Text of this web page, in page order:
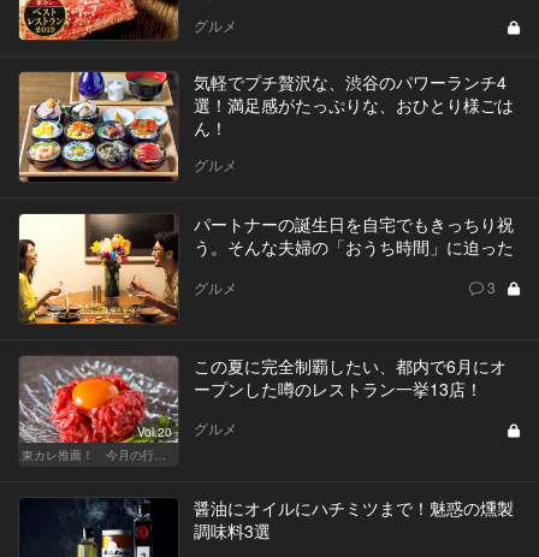
グルメ
気軽でプチ贅沢な、渋谷のパワーランチ4
選！満足感がたっぷりな、おひとり様ごは
ん！
グルメ
パートナーの誕生日を自宅でもきっちり祝
う。そんな夫婦の「おうち時間」に迫った
グルメ 3
Vol.20
東カレ推薦！ 今月の行くべき店
この夏に完全制覇したい、都内で6月にオ
ープンした噂のレストラン一挙13店！
グルメ
醤油にオイルにハチミツまで！魅惑の燻製
調味料3選